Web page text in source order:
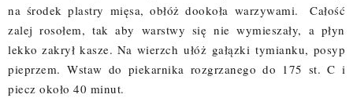
na środek plastry mięsa,obłóż dookoła warzywami. Całość
zalej rosołem, tak aby warstwy się nie wymieszały, a płyn
lekko zakrył kasze. Na wierzchułóż gałązki tymianku, posyp
pieprzem.Wstaw do piekarnika rozgrzanego do 175 st. C i
piecz około 40 minut.